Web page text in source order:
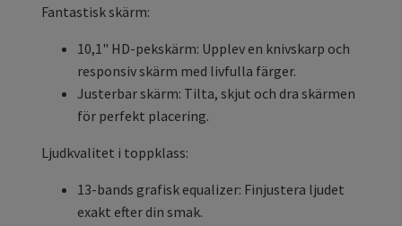
Fantastisk skärm:
10,1" HD-pekskärm: Upplev en knivskarp och
responsiv skärm med livfulla färger.
Justerbar skärm: Tilta, skjut och dra skärmen
för perfekt placering.
Ljudkvalitet i toppklass:
13-bands grafisk equalizer: Finjustera ljudet
exakt efter din smak.